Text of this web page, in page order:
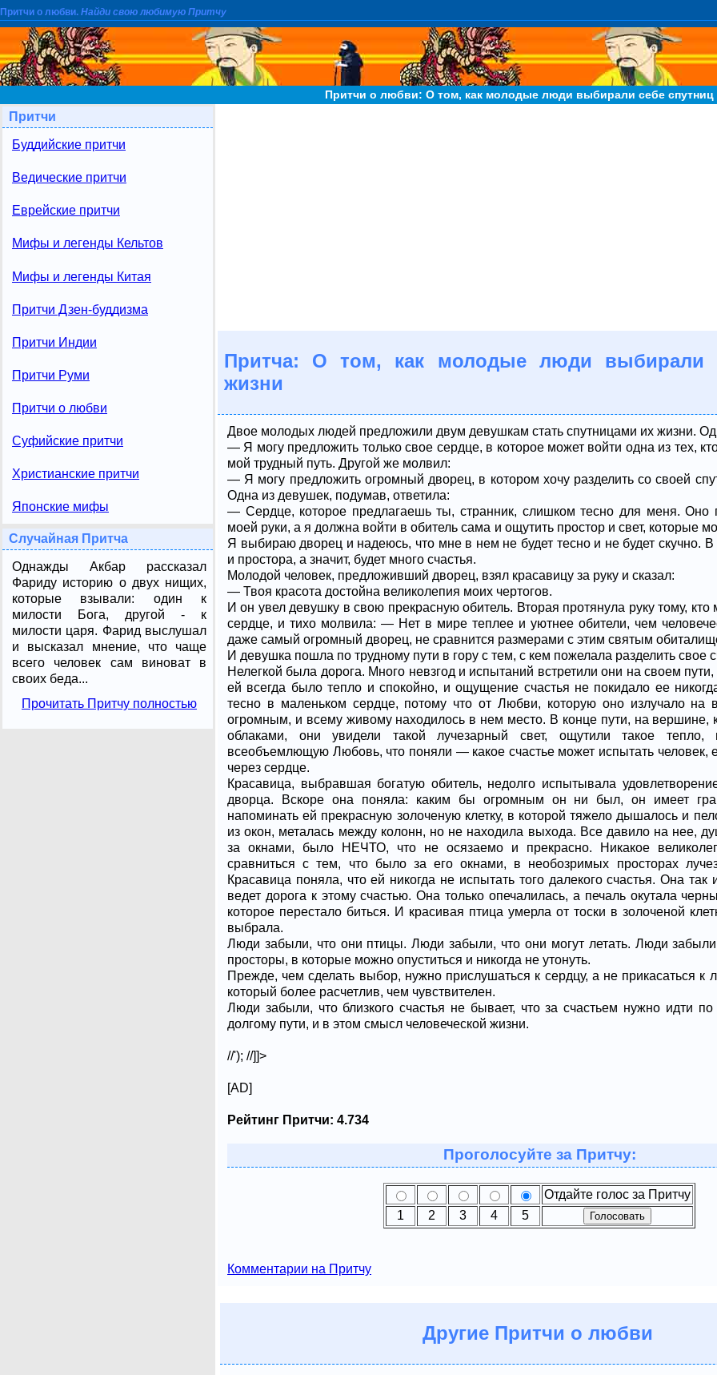
Притчи о любви. Найди свою любимую Притчу
Притчи о любви: О том, как молодые люди выбирали себе спутниц
Притчи
Буддийские притчи
Ведические притчи
Еврейские притчи
Мифы и легенды Кельтов
Мифы и легенды Китая
Притчи Дзен-буддизма
Притчи Индии
Притчи Руми
Притчи о любви
Суфийские притчи
Христианские притчи
Японские мифы
Случайная Притча
Однажды Акбар рассказал
Фариду историю о двух нищих,
которые взывали: один к
милости Бога, другой - к
милости царя. Фарид выслушал
и высказал мнение, что чаще
всего человек сам виноват в
своих беда...
Прочитать Притчу полностью
Притча: О том, как молодые люди выбирали
жизни
Двое молодых людей предложили двум девушкам стать спутницами их жизни.
— Я могу предложить только свое сердце, в которое может войти одна из тех,
мой трудный путь. Другой же молвил:
— Я могу предложить огромный дворец, в котором хочу разделить со своей
Одна из девушек, подумав, ответила:
— Сердце, которое предлагаешь ты, странник, слишком тесно для меня. Оно
моей руки, а я должна войти в обитель сама и ощутить простор и свет, которые
Я выбираю дворец и надеюсь, что мне в нем не будет тесно и не будет скучно. В
и простора, а значит, будет много счастья.
Молодой человек, предложивший дворец, взял красавицу за руку и сказал:
— Твоя красота достойна великолепия моих чертогов.
И он увел девушку в свою прекрасную обитель. Вторая протянула руку тому, кто
сердце, и тихо молвила: — Нет в мире теплее и уютнее обители, чем
даже самый огромный дворец, не сравнится размерами с этим святым
И девушка пошла по трудному пути в гору с тем, с кем пожелала разделить свое
Нелегкой была дорога. Много невзгод и испытаний встретили они на своем
ей всегда было тепло и спокойно, и ощущение счастья не покидало ее
тесно в маленьком сердце, потому что от Любви, которую оно излучало на
огромным, и всему живому находилось в нем место. В конце пути, на вершине,
облаками, они увидели такой лучезарный свет, ощутили такое тепло,
всеобъемлющую Любовь, что поняли — какое счастье может испытать человек,
через сердце.
Красавица, выбравшая богатую обитель, недолго испытывала
дворца. Вскоре она поняла: каким бы огромным он ни был, он имеет
напоминать ей прекрасную золоченую клетку, в которой тяжело дышалось и
из окон, металась между колонн, но не находила выхода. Все давило на нее,
за окнами, было НЕЧТО, что не осязаемо и прекрасно. Никакое
сравниться с тем, что было за его окнами, в необозримых просторах
Красавица поняла, что ей никогда не испытать того далекого счастья. Она так
ведет дорога к этому счастью. Она только опечалилась, а печаль окутала
которое перестало биться. И красивая птица умерла от тоски в золоченой
выбрала.
Люди забыли, что они птицы. Люди забыли, что они могут летать. Люди
просторы, в которые можно опуститься и никогда не утонуть.
Прежде, чем сделать выбор, нужно прислушаться к сердцу, а не прикасаться к
который более расчетлив, чем чувствителен.
Люди забыли, что близкого счастья не бывает, что за счастьем нужно идти
долгому пути, и в этом смысл человеческой жизни.
//'); //]]>
[AD]
Рейтинг Притчи: 4.734
Проголосуйте за Притчу:
Отдайте голос за Притчу
1
2 3 4 5
Комментарии на Притчу
Другие Притчи о любви